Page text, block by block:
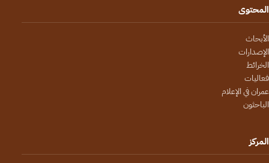
المحتوى
الأبحاث
الإصدارات
الخرائط
فعاليات
عمران في الإعلام
الباحثون
المركز